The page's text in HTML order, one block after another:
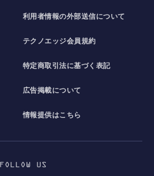
利用者情報の外部送信について
テクノエッジ会員規約
特定商取引法に基づく表記
広告掲載について
情報提供はこちら
FOLLOW US